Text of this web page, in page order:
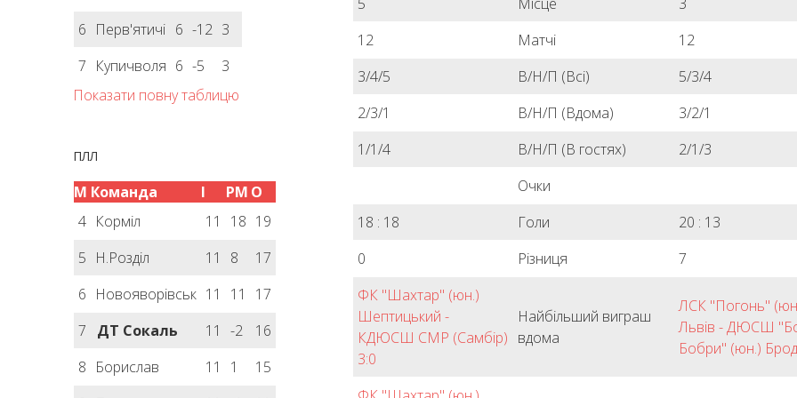
6 Перв'ятичі 6 -12 3
7 Купичволя 6 -5
3
Показати повну таблицю
ПЛЛ
М Команда І РМ О
4 Корміл 11 18 19
5 Н.Розділ 11 8
17
6 Новояворівськ 11 11
17
7
ДТ Сокаль 11 -2
16
8 Борислав 11 1
15
12
Матчі
12
3/4/5
В/Н/П (Всі)
5/3/4
2/3/1
В/Н/П (Вдома)
3/2/1
1/1/4
В/Н/П (В гостях)
2/1/3
Очки
18 : 18
Голи
20 : 13
0
Різниця
7
ФК "Шахтар" (юн.)
Шептицький -
КДЮСШ СМР (Самбір)
3:0
Найбільший виграш
вдома
ЛСК "Погонь"
Львів - ДЮСШ
Бобри" (юн.)